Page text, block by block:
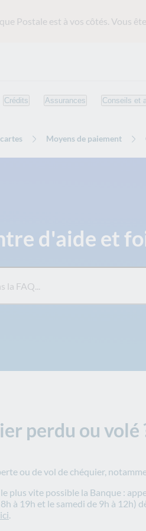
Postale est à vos côtés. Vous
Crédits Assurances Conseils et
Moyens de paiement
d'aide et
perdu ou volé
ou de vol de chéquier,
plus vite possible la Banque :
à 19h et le samedi de 9h à
.